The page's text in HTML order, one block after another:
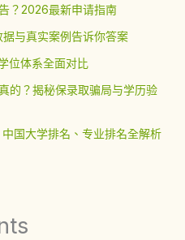
？2026最新申请指南
与真实案例告诉你答案
位体系全面对比
的？揭秘保录取骗局与学历验
国大学排名、专业排名全解析